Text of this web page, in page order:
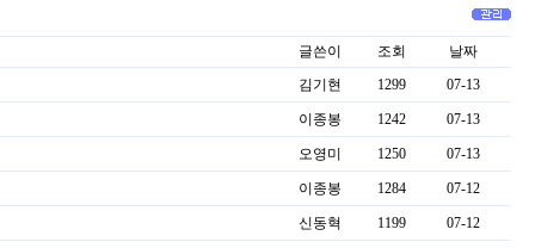
글쓴이 조회
날짜
김기현
1299 07-13
이종봉 1242 07-13
오영미 1250 07-13
이종봉 1284 07-12
신동혁 1199 07-12